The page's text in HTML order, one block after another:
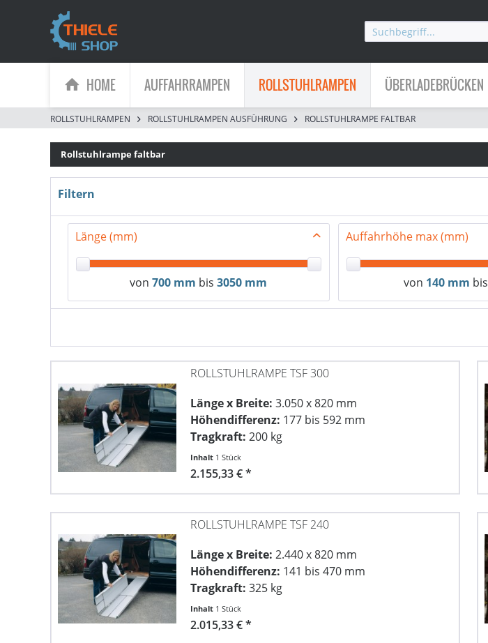
HOME AUFFAHRRAMPEN ROLLSTUHLRAMPEN ÜBERLADEBRÜCKEN
ROLLSTUHLRAMPEN ROLLSTUHLRAMPEN AUSFÜHRUNG ROLLSTUHLRAMPE FALTBAR
Rollstuhlrampe faltbar
Filtern
Länge (mm)
von700 mm bis3050 mm
Auffahrhöhe max (mm)
von 140 mm bis
ROLLSTUHLRAMPE TSF 300
Länge x Breite: 3.050 x 820 mm
Höhendifferenz: 177 bis 592 mm
Tragkraft: 200 kg
Inhalt 1 Stück
2.155,33 € *
ROLLSTUHLRAMPE TSF 240
Länge x Breite: 2.440 x 820 mm
Höhendifferenz: 141 bis 470 mm
Tragkraft: 325 kg
Inhalt 1 Stück
2.015,33 € *